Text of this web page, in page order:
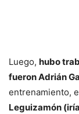
Luego, hubo
fueron Adrián
entrenamiento,
Leguizamón